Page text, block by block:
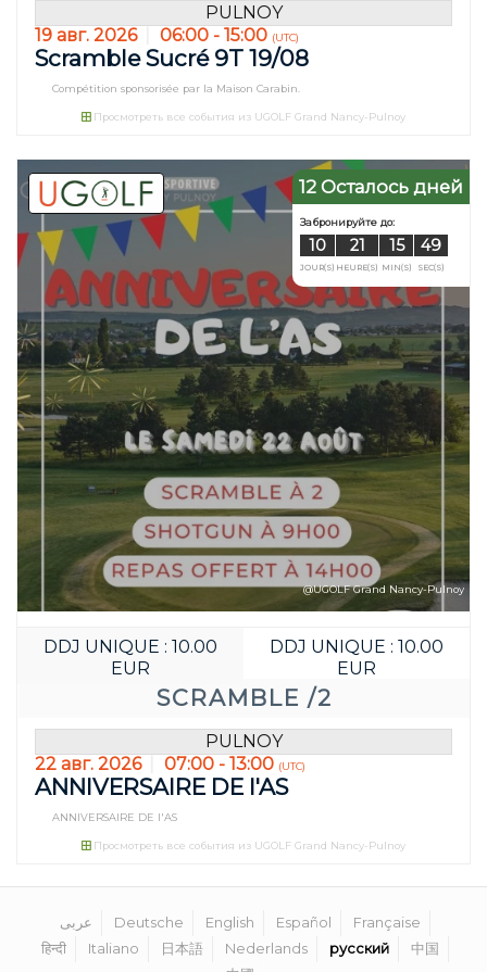
PULNOY
19 авг. 2026
06:00 - 15:00 (UTC)
Scramble Sucré 9T 19/08
Compétition sponsorisée par la Maison Carabin.
Просмотреть все события из UGOLF Grand Nancy-Pulnoy
12 Осталось дней
SCRAMBLE /2
DDJ UNIQUE : 10.00
EUR
DDJ UNIQUE : 10.00
EUR
@UGOLF Grand Nancy-Pulnoy
PULNOY
22 авг. 2026
07:00 - 13:00 (UTC)
ANNIVERSAIRE DE l'AS
ANNIVERSAIRE DE l'AS
Просмотреть все события из UGOLF Grand Nancy-Pulnoy
عربى Deutsche English Español
Française
हिन्दी
Italiano 日本語 Nederlands русский
中国